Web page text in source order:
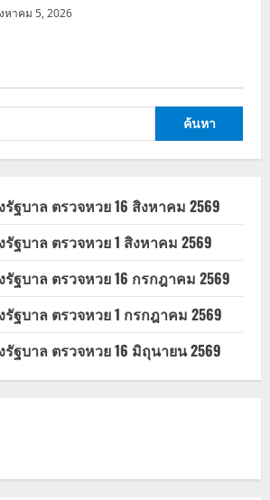
หาคม 5, 2026
ฐบาล ตรวจหวย 16 สิงหาคม 2569
ฐบาล ตรวจหวย 1 สิงหาคม 2569
ฐบาล ตรวจหวย 16 กรกฎาคม 2569
ฐบาล ตรวจหวย 1 กรกฎาคม 2569
ฐบาล ตรวจหวย 16 มิถุนายน 2569